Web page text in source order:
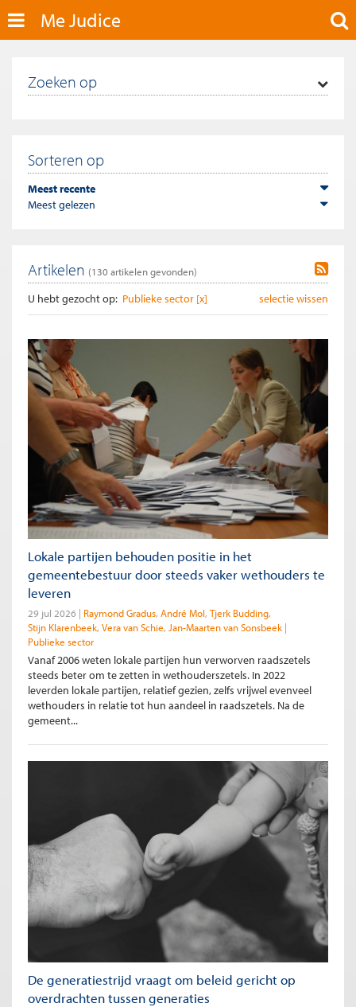
Me Judice
Zoeken op
Sorteren op
Meest recente
Meest gelezen
Artikelen (130 artikelen gevonden)
U hebt gezocht op: selectie wissen
Publieke sector [x]
Lokale partijen behouden positie in het
gemeentebestuur door steeds vaker wethouders te
leveren
29 jul 2026 Raymond Gradus André Mol Tjerk Budding
Stijn Klarenbeek Vera van Schie Jan-Maarten van Sonsbeek
Publieke sector
Vanaf 2006 weten lokale partijen hun verworven raadszetels
steeds beter om te zetten in wethouderszetels. In 2022
leverden lokale partijen, relatief gezien, zelfs vrijwel evenveel
wethouders in relatie tot hun aandeel in raadszetels. Na de
gemeent...
De generatiestrijd vraagt om beleid gericht op
overdrachten tussen generaties